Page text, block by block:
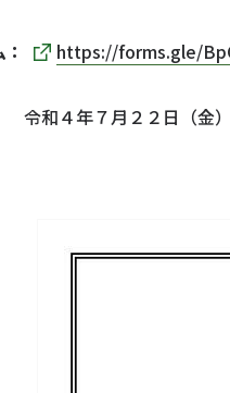
https://forms.gle/
和４年７月２２日（金）